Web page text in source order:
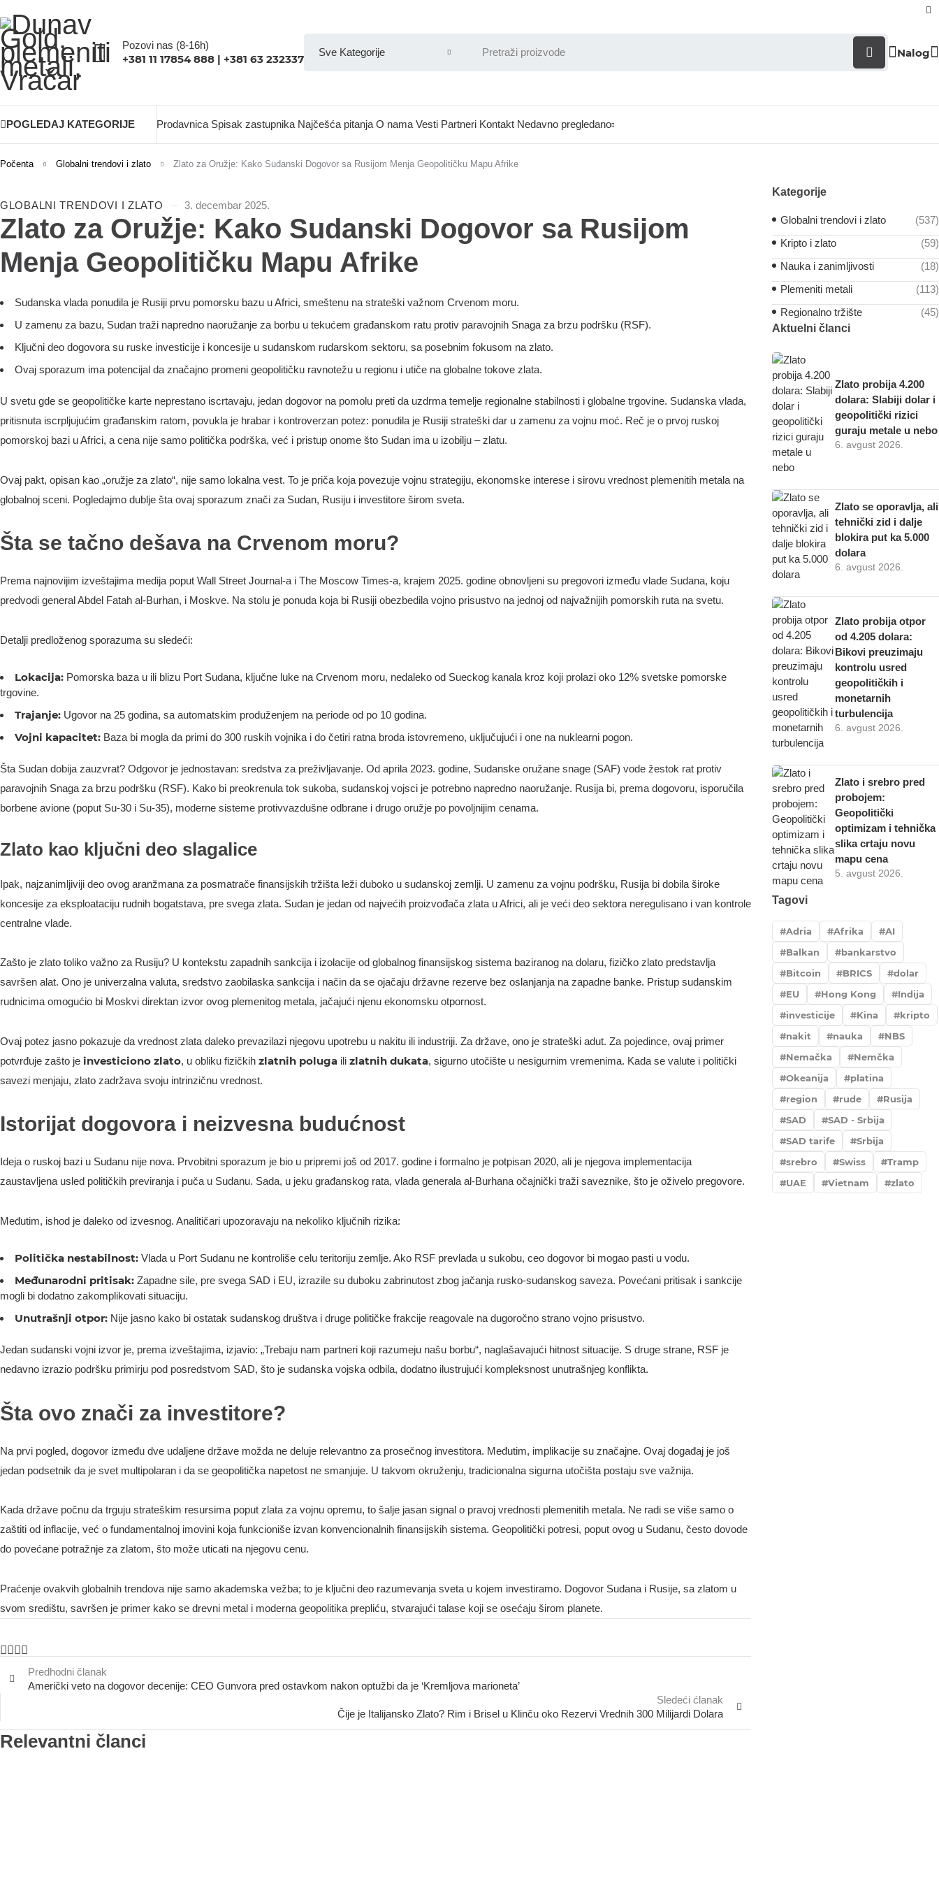
Pozovi nas (8-16h)
+381 11 17854 888 | +381 63 232337 Nalog
POGLEDAJ KATEGORIJE Prodavnica Spisak zastupnika Najčešća pitanja O nama Vesti Partneri Kontakt Nedavno pregledano
Počenta Globalni trendovi i zlato Zlato za Oružje: Kako Sudanski Dogovor sa Rusijom Menja Geopolitičku Mapu Afrike
GLOBALNI TRENDOVI I ZLATO 3. decembar 2025.
Zlato za Oružje: Kako Sudanski Dogovor sa Rusijom
Menja Geopolitičku Mapu Afrike
Sudanska vlada ponudila je Rusiji prvu pomorsku bazu u Africi, smeštenu na strateški važnom Crvenom moru.
U zamenu za bazu, Sudan traži napredno naoružanje za borbu u tekućem građanskom ratu protiv paravojnih Snaga za brzu podršku (RSF).
Ključni deo dogovora su ruske investicije i koncesije u sudanskom rudarskom sektoru, sa posebnim fokusom na zlato.
Ovaj sporazum ima potencijal da značajno promeni geopolitičku ravnotežu u regionu i utiče na globalne tokove zlata.
U svetu gde se geopolitičke karte neprestano iscrtavaju, jedan dogovor na pomolu preti da uzdrma temelje regionalne stabilnosti i globalne trgovine. Sudanska vlada,
pritisnuta iscrpljujućim građanskim ratom, povukla je hrabar i kontroverzan potez: ponudila je Rusiji strateški dar u zamenu za vojnu moć. Reč je o prvoj ruskoj
pomorskoj bazi u Africi, a cena nije samo politička podrška, već i pristup onome što Sudan ima u izobilju – zlatu.
Ovaj pakt, opisan kao „oružje za zlato“, nije samo lokalna vest. To je priča koja povezuje vojnu strategiju, ekonomske interese i sirovu vrednost plemenitih metala na
globalnoj sceni. Pogledajmo dublje šta ovaj sporazum znači za Sudan, Rusiju i investitore širom sveta.
Šta se tačno dešava na Crvenom moru?
Prema najnovijim izveštajima medija poput Wall Street Journal-a i The Moscow Times-a, krajem 2025. godine obnovljeni su pregovori između vlade Sudana, koju
predvodi general Abdel Fatah al-Burhan, i Moskve. Na stolu je ponuda koja bi Rusiji obezbedila vojno prisustvo na jednoj od najvažnijih pomorskih ruta na svetu.
Detalji predloženog sporazuma su sledeći:
Lokacija: Pomorska baza u ili blizu Port Sudana, ključne luke na Crvenom moru, nedaleko od Sueckog kanala kroz koji prolazi oko 12% svetske pomorske
trgovine.
Trajanje: Ugovor na 25 godina, sa automatskim produženjem na periode od po 10 godina.
Vojni kapacitet: Baza bi mogla da primi do 300 ruskih vojnika i do četiri ratna broda istovremeno, uključujući i one na nuklearni pogon.
Šta Sudan dobija zauzvrat? Odgovor je jednostavan: sredstva za preživljavanje. Od aprila 2023. godine, Sudanske oružane snage (SAF) vode žestok rat protiv
paravojnih Snaga za brzu podršku (RSF). Kako bi preokrenula tok sukoba, sudanskoj vojsci je potrebno napredno naoružanje. Rusija bi, prema dogovoru, isporučila
borbene avione (poput Su-30 i Su-35), moderne sisteme protivvazdušne odbrane i drugo oružje po povoljnijim cenama.
Zlato kao ključni deo slagalice
Ipak, najzanimljiviji deo ovog aranžmana za posmatrače finansijskih tržišta leži duboko u sudanskoj zemlji. U zamenu za vojnu podršku, Rusija bi dobila široke
koncesije za eksploataciju rudnih bogatstava, pre svega zlata. Sudan je jedan od najvećih proizvođača zlata u Africi, ali je veći deo sektora neregulisano i van kontrole
centralne vlade.
Zašto je zlato toliko važno za Rusiju? U kontekstu zapadnih sankcija i izolacije od globalnog finansijskog sistema baziranog na dolaru, fizičko zlato predstavlja
savršen alat. Ono je univerzalna valuta, sredstvo zaobilaska sankcija i način da se ojačaju državne rezerve bez oslanjanja na zapadne banke. Pristup sudanskim
rudnicima omogućio bi Moskvi direktan izvor ovog plemenitog metala, jačajući njenu ekonomsku otpornost.
Ovaj potez jasno pokazuje da vrednost zlata daleko prevazilazi njegovu upotrebu u nakitu ili industriji. Za države, ono je strateški adut. Za pojedince, ovaj primer
potvrđuje zašto je investiciono zlato, u obliku fizičkih zlatnih poluga ili zlatnih dukata, sigurno utočište u nesigurnim vremenima. Kada se valute i politički
savezi menjaju, zlato zadržava svoju intrinzičnu vrednost.
Istorijat dogovora i neizvesna budućnost
Ideja o ruskoj bazi u Sudanu nije nova. Prvobitni sporazum je bio u pripremi još od 2017. godine i formalno je potpisan 2020, ali je njegova implementacija
zaustavljena usled političkih previranja i puča u Sudanu. Sada, u jeku građanskog rata, vlada generala al-Burhana očajnički traži saveznike, što je oživelo pregovore.
Međutim, ishod je daleko od izvesnog. Analitičari upozoravaju na nekoliko ključnih rizika:
Politička nestabilnost: Vlada u Port Sudanu ne kontroliše celu teritoriju zemlje. Ako RSF prevlada u sukobu, ceo dogovor bi mogao pasti u vodu.
Međunarodni pritisak: Zapadne sile, pre svega SAD i EU, izrazile su duboku zabrinutost zbog jačanja rusko-sudanskog saveza. Povećani pritisak i sankcije
mogli bi dodatno zakomplikovati situaciju.
Unutrašnji otpor: Nije jasno kako bi ostatak sudanskog društva i druge političke frakcije reagovale na dugoročno strano vojno prisustvo.
Jedan sudanski vojni izvor je, prema izveštajima, izjavio: „Trebaju nam partneri koji razumeju našu borbu“, naglašavajući hitnost situacije. S druge strane, RSF je
nedavno izrazio podršku primirju pod posredstvom SAD, što je sudanska vojska odbila, dodatno ilustrujući kompleksnost unutrašnjeg konflikta.
Šta ovo znači za investitore?
Na prvi pogled, dogovor između dve udaljene države možda ne deluje relevantno za prosečnog investitora. Međutim, implikacije su značajne. Ovaj događaj je još
jedan podsetnik da je svet multipolaran i da se geopolitička napetost ne smanjuje. U takvom okruženju, tradicionalna sigurna utočišta postaju sve važnija.
Kada države počnu da trguju strateškim resursima poput zlata za vojnu opremu, to šalje jasan signal o pravoj vrednosti plemenitih metala. Ne radi se više samo o
zaštiti od inflacije, već o fundamentalnoj imovini koja funkcioniše izvan konvencionalnih finansijskih sistema. Geopolitički potresi, poput ovog u Sudanu, često dovode
do povećane potražnje za zlatom, što može uticati na njegovu cenu.
Praćenje ovakvih globalnih trendova nije samo akademska vežba; to je ključni deo razumevanja sveta u kojem investiramo. Dogovor Sudana i Rusije, sa zlatom u
svom središtu, savršen je primer kako se drevni metal i moderna geopolitika prepliću, stvarajući talase koji se osećaju širom planete.
Predhodni članak
Američki veto na dogovor decenije: CEO Gunvora pred ostavkom nakon optužbi da je ‘Kremljova marioneta’
Sledeći ćlanak
Čije je Italijansko Zlato? Rim i Brisel u Klinču oko Rezervi Vrednih 300 Milijardi Dolara
Relevantni članci
Kategorije
Globalni trendovi i zlato
(537)
Kripto i zlato
(59)
Nauka i zanimljivosti
(18)
Plemeniti metali
(113)
Regionalno tržište
(45)
Aktuelni članci
Zlato probija 4.200
dolara: Slabiji dolar i
geopolitički rizici
guraju metale u nebo
6. avgust 2026.
Zlato se oporavlja, ali
tehnički zid i dalje
blokira put ka 5.000
dolara
6. avgust 2026.
Zlato probija otpor
od 4.205 dolara:
Bikovi preuzimaju
kontrolu usred
geopolitičkih i
monetarnih
turbulencija
6. avgust 2026.
Zlato i srebro pred
probojem:
Geopolitički
optimizam i tehnička
slika crtaju novu
mapu cena
5. avgust 2026.
Tagovi
Adria Afrika
AI
Balkan
bankarstvo
Bitcoin
BRICS
dolar
EU
Hong Kong
Indija
investicije
Kina
kripto
nakit
nauka
NBS
Nemačka
Nemčka
Okeanija
platina
region
rude
Rusija
SAD
SAD - Srbija
SAD tarife
Srbija
srebro
Swiss
Tramp
UAE
Vietnam zlato